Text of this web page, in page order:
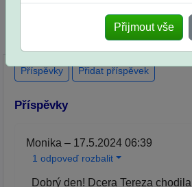
SŠ? Vaše ohlasy po skutečných
přijímacích zkouškách
Přijmout vše
Příspěvky Přidat příspěvek
Příspěvky
Monika – 17.5.2024 06:39
1 odpoveď rozbalit
Dobrý den! Dcera Tereza chodila